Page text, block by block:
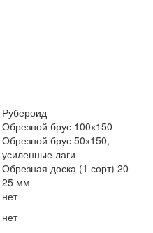
Рубероид
Обрезной брус 100х150
Обрезной брус 50х150,
усиленные лаги
Обрезная доска (1 сорт) 20-
25 мм
нет
нет